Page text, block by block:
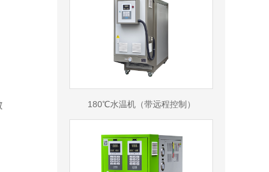
180℃水温机（带远程控制）